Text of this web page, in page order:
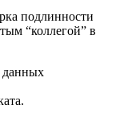
подлинности
“коллегой” в